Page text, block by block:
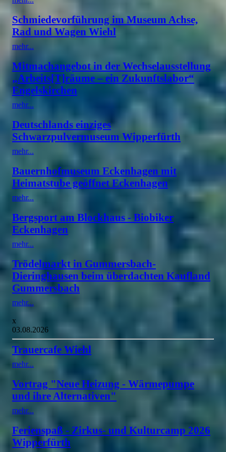
Schmiedevorführung im Museum Achse,
Rad und Wagen Wiehl
mehr...
Mitmachangebot in der Wechselausstellung
„Arbeits[T]räume – ein Zukunftslabor“
Engelskirchen
mehr...
Deutschlands einziges
Schwarzpulvermuseum Wipperfürth
mehr...
Bauernhofmuseum Eckenhagen mit
Heimatstube geöffnet Eckenhagen
mehr...
Bergsport am Blockhaus - Biobiker
Eckenhagen
mehr...
Trödelmarkt in Gummersbach-
Dieringhausen beim überdachten Kaufland
Gummersbach
mehr...
x
03.08.2026
Trauercafe Wiehl
mehr...
Vortrag "Neue Heizung - Wärmepumpe
und ihre Alternativen"
mehr...
Ferienspaß - Zirkus- und Kulturcamp 2026
Wipperfürth